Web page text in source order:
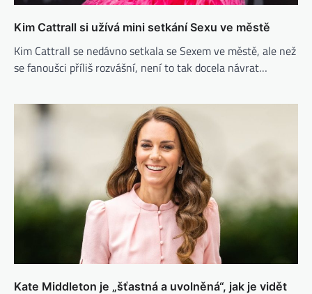
Kim Cattrall si užívá mini setkání Sexu ve městě
Kim Cattrall se nedávno setkala se Sexem ve městě, ale než
se fanoušci příliš rozvášní, není to tak docela návrat…
Kate Middleton je „šťastná a uvolněná“, jak je vidět